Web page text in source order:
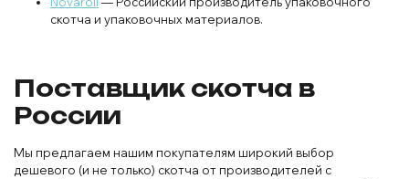
скотча и упаковочных материалов.
Поставщик скотча в
России
Мы предлагаем нашим покупателям широкий выбор
дешевого (и не только) скотча от производителей с